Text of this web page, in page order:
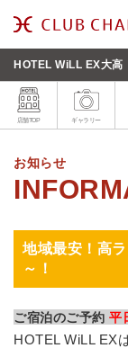
HOTEL WiLL EX大高
店舗TOP ギャラリー
お知らせ
地域最安！高
～！
ご宿泊のご予約 平
HOTEL WiLL EX